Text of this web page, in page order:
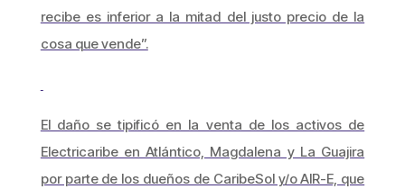
recibe es inferior a la mitad del justo precio de la
cosa que vende”.
El daño se tipificó en la venta de los activos de
Electricaribe en Atlántico, Magdalena y La Guajira
por parte de los dueños de CaribeSol y/o AIR-E, que